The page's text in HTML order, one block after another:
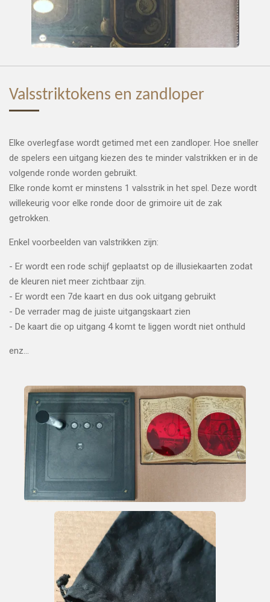
Valsstriktokens en zandloper
Elke overlegfase wordt getimed met een zandloper. Hoe sneller
de spelers een uitgang kiezen des te minder valstrikken er in de
volgende ronde worden gebruikt.
Elke ronde komt er minstens 1 valsstrik in het spel. Deze wordt
willekeurig voor elke ronde door de grimoire uit de zak
getrokken.
Enkel voorbeelden van valstrikken zijn:
- Er wordt een rode schijf geplaatst op de illusiekaarten zodat
de kleuren niet meer zichtbaar zijn.
- Er wordt een 7de kaart en dus ook uitgang gebruikt
- De verrader mag de juiste uitgangskaart zien
- De kaart die op uitgang 4 komt te liggen wordt niet onthuld
enz...